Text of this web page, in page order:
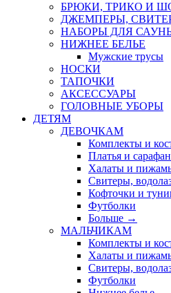
БРЮКИ, ТРИКО И
ДЖЕМПЕРЫ,
НАБОРЫ ДЛЯ
НИЖНЕЕ БЕЛЬЕ
Мужские трусы
НОСКИ
ТАПОЧКИ
АКСЕССУАРЫ
ГОЛОВНЫЕ УБОРЫ
ДЕТЯМ
ДЕВОЧКАМ
Комплекты и
Платья и
Халаты и
Свитеры,
Кофточки и
Футболки
Больше →
МАЛЬЧИКАМ
Комплекты и
Халаты и
Свитеры,
Футболки